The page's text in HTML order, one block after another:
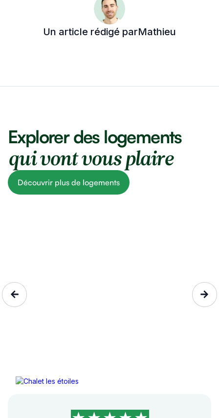
Un article rédigé parMathieu
Explorer des logements
qui vont vous plaire
Découvrir plus de logements